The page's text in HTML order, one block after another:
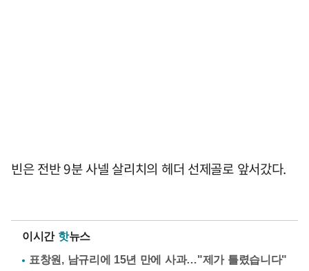
빈은 전반 9분 사넬 살리치의 헤더 선제골로 앞서갔다.
이시간 핫뉴스
표창원, 남규리에 15년 만에 사과…"제가 틀렸습니다"